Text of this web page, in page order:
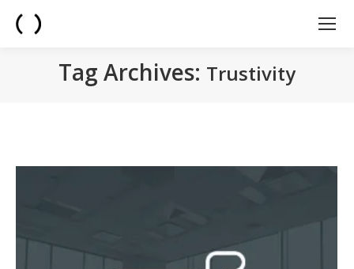
Tag Archives: Trustivity